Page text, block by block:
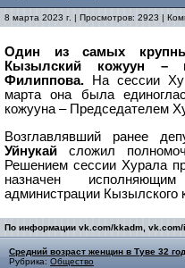
8 марта 2023 г. | Просмотров: 2923 |
Один из самых
Кызылский кожуун –
Филиппова.
На сессии
марта она была
кожууна – Председателем
Возглавлявший ранее
Уйнукай сложил
Решением сессии Хурала
назначен
администрации Кызылского
По информации vk.com/kkadm, vk.com/
Средний возраст женщин в Туве 32
Рубрика: Общество